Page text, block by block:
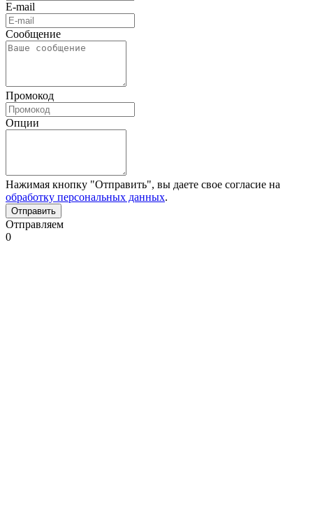
E-mail
Сообщение
Промокод
Опции
Нажимая кнопку "Отправить", вы даете свое согласие на
обработку персональных данных.
Отправляем
0